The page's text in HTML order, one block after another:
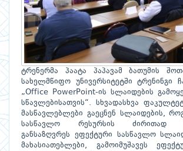
ტრენერმა პაატა პაპავამ ბათუმის
სახელმწიფო უნივერსიტეტში ტრენინგი
„Office PowerPoint-ის სლაიდების
სწავლებისათვის“. სხვადასხვა
მასწავლებლები გაეცნენ სლაიდების,
სასწავლო რესურსის ძირითად
განსაზღვრეს ეფექტური სასწავლო
მახასიათებლები, გამოიმუშავეს